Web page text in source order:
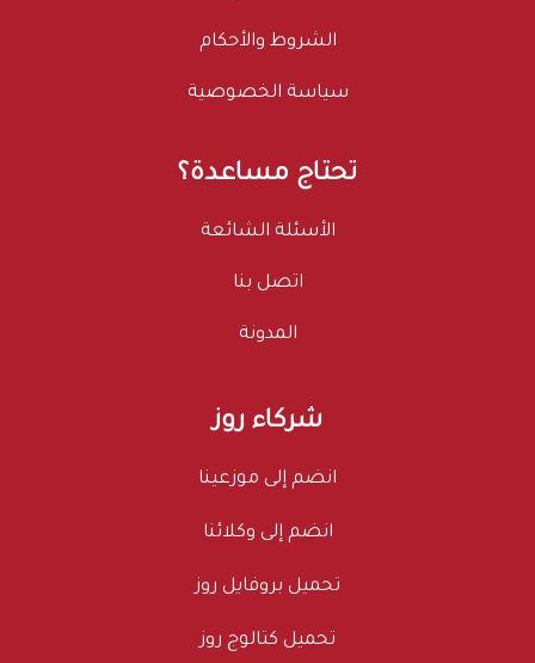
الشروط والأحكام
سياسة الخصوصية
تحتاج مساعدة؟
الأسئلة الشائعة
اتصل بنا
المدونة
شركاء روز
انضم إلى موزعينا
انضم إلى وكلائنا
تحميل بروفايل روز
تحميل كتالوج روز